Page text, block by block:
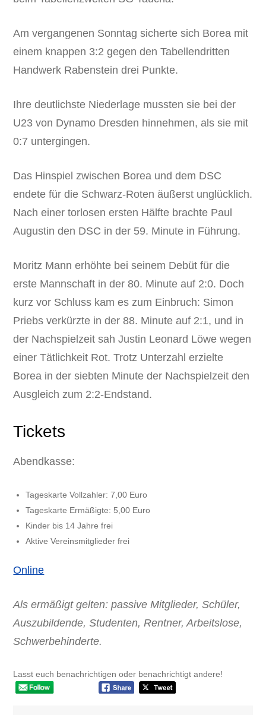
Am vergangenen Sonntag sicherte sich Borea mit
einem knappen 3:2 gegen den Tabellendritten
Handwerk Rabenstein drei Punkte.
Ihre deutlichste Niederlage mussten sie bei der
U23 von Dynamo Dresden hinnehmen, als sie mit
0:7 untergingen.
Das Hinspiel zwischen Borea und dem DSC
endete für die Schwarz-Roten äußerst unglücklich.
Nach einer torlosen ersten Hälfte brachte Paul
Augustin den DSC in der 59. Minute in Führung.
Moritz Mann erhöhte bei seinem Debüt für die
erste Mannschaft in der 80. Minute auf 2:0. Doch
kurz vor Schluss kam es zum Einbruch: Simon
Priebs verkürzte in der 88. Minute auf 2:1, und in
der Nachspielzeit sah Justin Leonard Löwe wegen
einer Tätlichkeit Rot. Trotz Unterzahl erzielte
Borea in der siebten Minute der Nachspielzeit den
Ausgleich zum 2:2-Endstand.
Tickets
Abendkasse:
Tageskarte Vollzahler: 7,00 Euro
Tageskarte Ermäßigte: 5,00 Euro
Kinder bis 14 Jahre frei
Aktive Vereinsmitglieder frei
Online
Als ermäßigt gelten: passive Mitglieder, Schüler,
Auszubildende, Studenten, Rentner, Arbeitslose,
Schwerbehinderte.
Lasst euch benachrichtigen oder benachrichtigt andere!